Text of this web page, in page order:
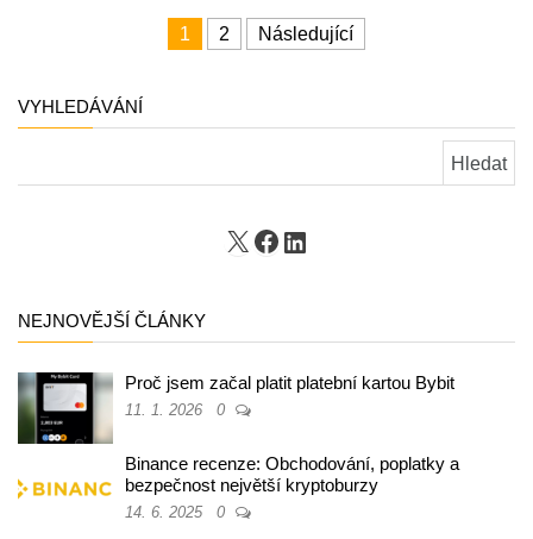
Stránkování příspěvků
1 2 Následující
VYHLEDÁVÁNÍ
X Facebook
LinkedIn
NEJNOVĚJŠÍ ČLÁNKY
Proč jsem začal platit platební kartou Bybit
11. 1. 2026 0
Binance recenze: Obchodování, poplatky a
bezpečnost největší kryptoburzy
14. 6. 2025 0